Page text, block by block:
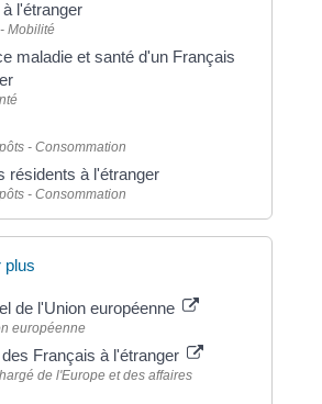
l'étranger
Mobilité
maladie et santé d'un Français
- Consommation
résidents à l'étranger
- Consommation
plus
de l'Union européenne
européenne
Français à l'étranger
de l'Europe et des affaires